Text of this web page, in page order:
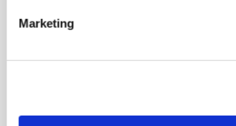
Marketing